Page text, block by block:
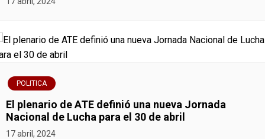
i
ó
n
d
e
POLITICA
El plenario de ATE definió una nueva Jornada
Nacional de Lucha para el 30 de abril
17 abril, 2024